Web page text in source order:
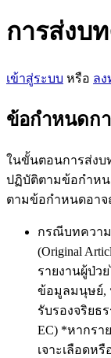
การส่งบ
เข้าสู่ระบบ หรือ ลง
ข้อกำหนดก
ในขั้นตอนการส่งบ
ปฏิบัติตามข้อกำหน
ตามข้อกำหนดอาจ
กรณีบทควา
(Original
รายงานผู้ป่ว
ข้อมูลมนุษย์,
รับรองจริยธร
EC) *หากรา
เจาะเลือดห